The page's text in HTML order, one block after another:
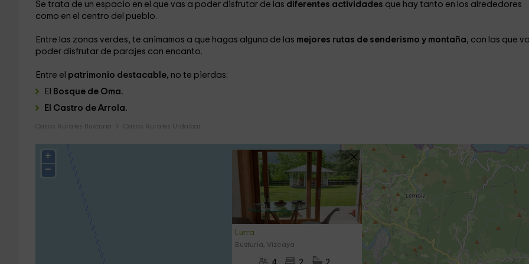
Se trata de un espacio en el que vas a poder disfrutar de las diferentes actividades que hay tanto en los alrededores
como en el centro del pueblo.
Entre las zonas verdes, te animamos a que hagas alguna de las mejores rutas de senderismo y montaña, con las que
poder disfrutar de parajes con encanto.
Entre el patrimonio destacable, no te pierdas:
El
Bosque de Oma.
El Castro de Arrola.
Casas Rurales Busturia Casas Rurales Urdaibai
Lurra
Busturia, Vizcaya
+
−